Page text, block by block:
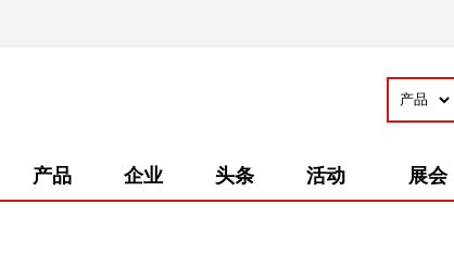
产品 企业 头条 活动 展会